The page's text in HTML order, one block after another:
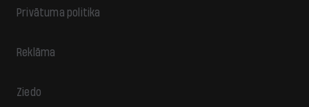
Privātuma politika
Reklāma
Ziedo